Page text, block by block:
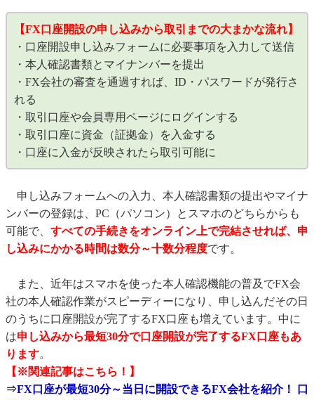
【FX口座開設の申し込みから取引までの大まかな流れ】
・口座開設申し込みフォームに必要事項を入力して送信
・本人確認書類とマイナンバーを提出
・FX会社の審査を通過すれば、ID・パスワードが発行さ
れる
・取引口座や会員専用ページにログインする
・取引口座に資金（証拠金）を入金する
・口座に入金が反映されたら取引可能に
申し込みフォームへの入力、本人確認書類の提出やマイナ
ンバーの登録は、PC（パソコン）とスマホのどちらからも
可能で、 すべての手続きをオンライン上で完結させれば、申
し込みにかかる時間は数分～十数分程度です。
また、近年はスマホを使った本人確認機能の普及でFX会
社の本人確認作業がスピーディーになり、申し込んだその日
のうちに口座開設が完了するFX口座も増えています。中に
は申し込みから最短30分で口座開設が完了するFX口座もあ
ります。
【※関連記事はこちら！】
⇒FX口座が最短30分～当日に開設できるFX会社を紹介！ 口